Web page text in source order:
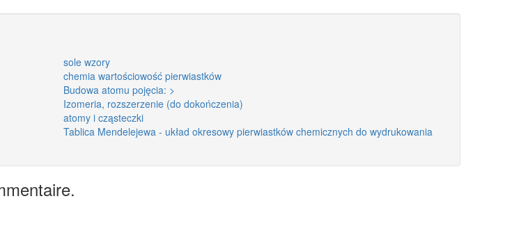
sole wzory
chemia wartościowość pierwiastków
Budowa atomu pojęcia: >
Izomeria, rozszerzenie (do dokończenia)
atomy i cząsteczki
Tablica Mendelejewa - układ okresowy pierwiastków chemicznych do wydrukowania